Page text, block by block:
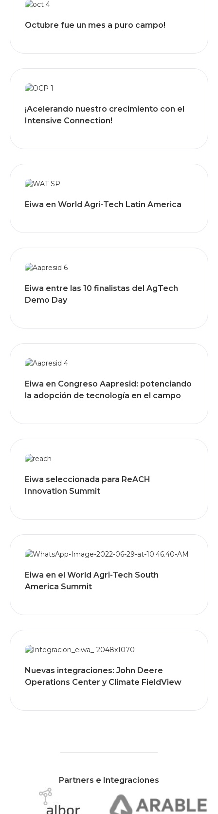
Octubre fue un mes a puro campo!
¡Acelerando nuestro crecimiento con el
Intensive Connection!
Eiwa en World Agri-Tech Latin America
Eiwa entre las 10 finalistas del AgTech
Demo Day
Eiwa en Congreso Aapresid: potenciando
la adopción de tecnología en el campo
Eiwa seleccionada para ReACH
Innovation Summit
Eiwa en el World Agri-Tech South
America Summit
Nuevas integraciones: John Deere
Operations Center y Climate FieldView
Partners e Integraciones